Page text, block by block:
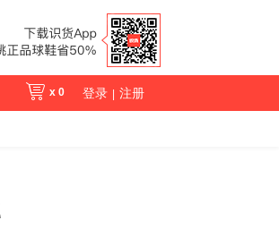
x 0 登录 注册